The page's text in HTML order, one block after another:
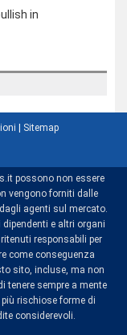
in
| Sitemap
possono non essere
vengono forniti dalle
agenti sul mercato.
e altri organi
responsabili per
come conseguenza
sito, incluse, ma non
tenere sempre a mente
rischiose forme di
considerevoli.